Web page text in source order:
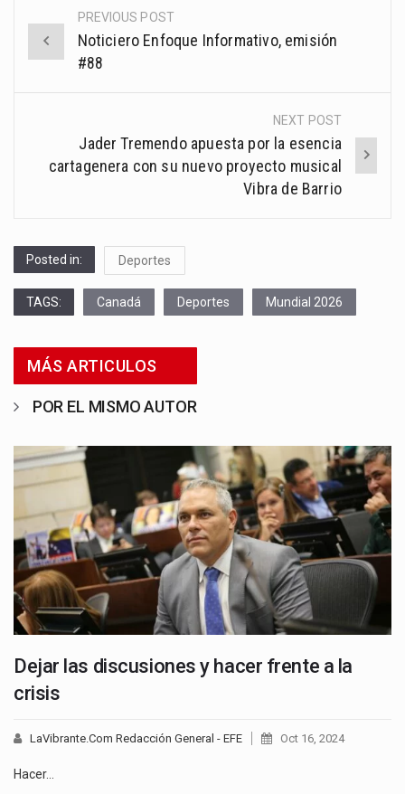
Post
navigation
PREVIOUS POST
Noticiero Enfoque Informativo, emisión
#88
NEXT POST
Jader Tremendo apuesta por la esencia
cartagenera con su nuevo proyecto musical
Vibra de Barrio
Posted in: Deportes
TAGS: Canadá Deportes Mundial 2026
MÁS ARTICULOS
POR EL MISMO AUTOR
Dejar las discusiones y hacer frente a la
crisis
LaVibrante.Com Redacción General - EFE Oct 16, 2024
Hacer…